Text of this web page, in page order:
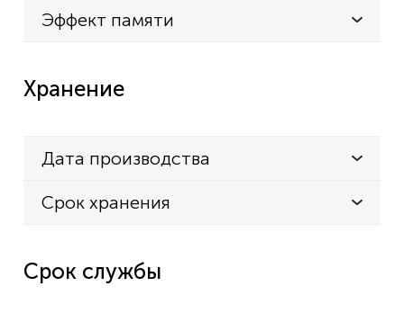
Эффект памяти
Хранение
Дата производства
Срок хранения
Срок службы